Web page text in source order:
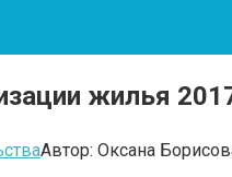
жилья
Автор: Оксана